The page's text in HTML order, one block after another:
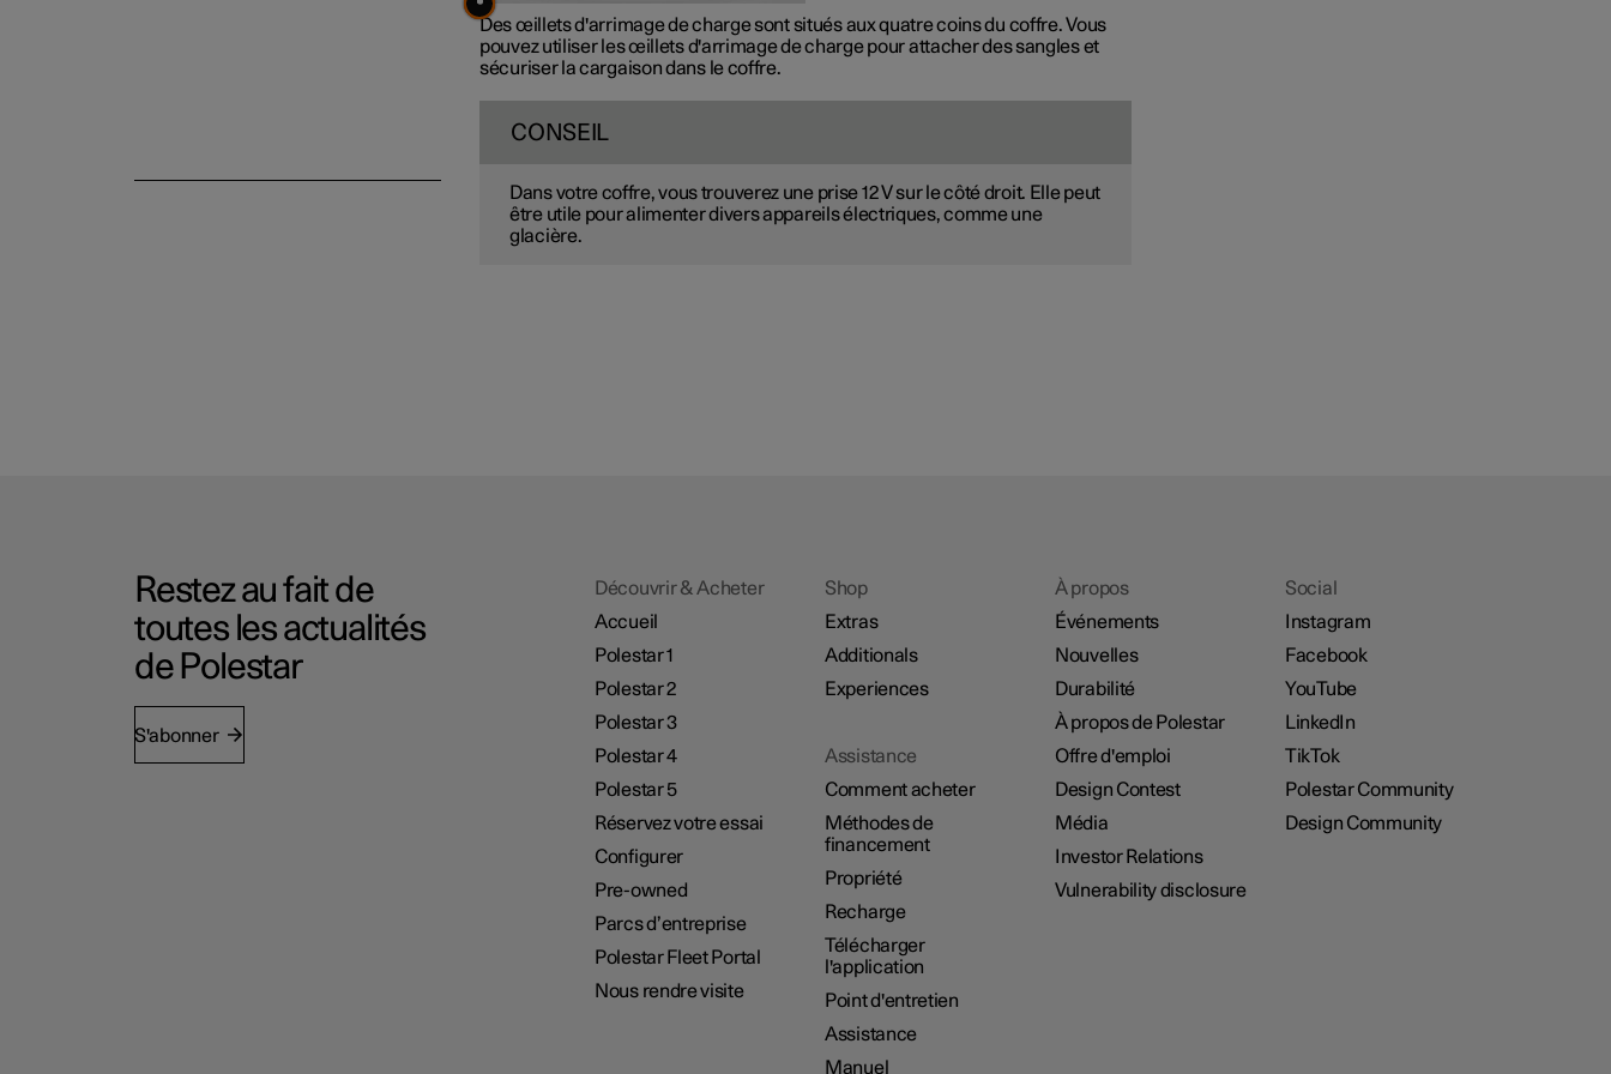
Des œillets d'arrimage de charge sont situés aux quatre coins du coffre. Vous
pouvez utiliser les œillets d'arrimage de charge pour attacher des sangles et
sécuriser la cargaison dans le coffre.
CONSEIL
Dans votre coffre, vous trouverez une prise 12 V sur le côté droit. Elle peut
être utile pour alimenter divers appareils électriques, comme une
glacière.
Restez au fait de
toutes les actualités
de Polestar
S'abonner
Découvrir & Acheter
Accueil
Polestar 1
Polestar 2
Polestar 3
Polestar 4
Polestar 5
Réservez votre essai
Configurer
Pre-owned
Parcs d’entreprise
Polestar Fleet Portal
Nous rendre visite
Shop
Extras
Additionals
Experiences
Assistance
Comment acheter
Méthodes de
financement
Propriété
Recharge
Télécharger
l'application
Point d'entretien
Assistance
Manuel
À propos
Événements
Nouvelles
Durabilité
À propos de Polestar
Offre d'emploi
Design Contest
Média
Investor Relations
Vulnerability disclosure
Social
Instagram
Facebook
YouTube
LinkedIn
TikTok
Polestar Community
Design Community